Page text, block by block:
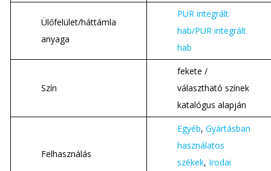
Ülőfelület/háttámla
anyaga
PUR integrált
hab/PUR integrált
hab
Szín
fekete /
választható színek
katalógus alapján
Felhasználás
Egyéb, Gyártásban
használatos
székek, Irodai